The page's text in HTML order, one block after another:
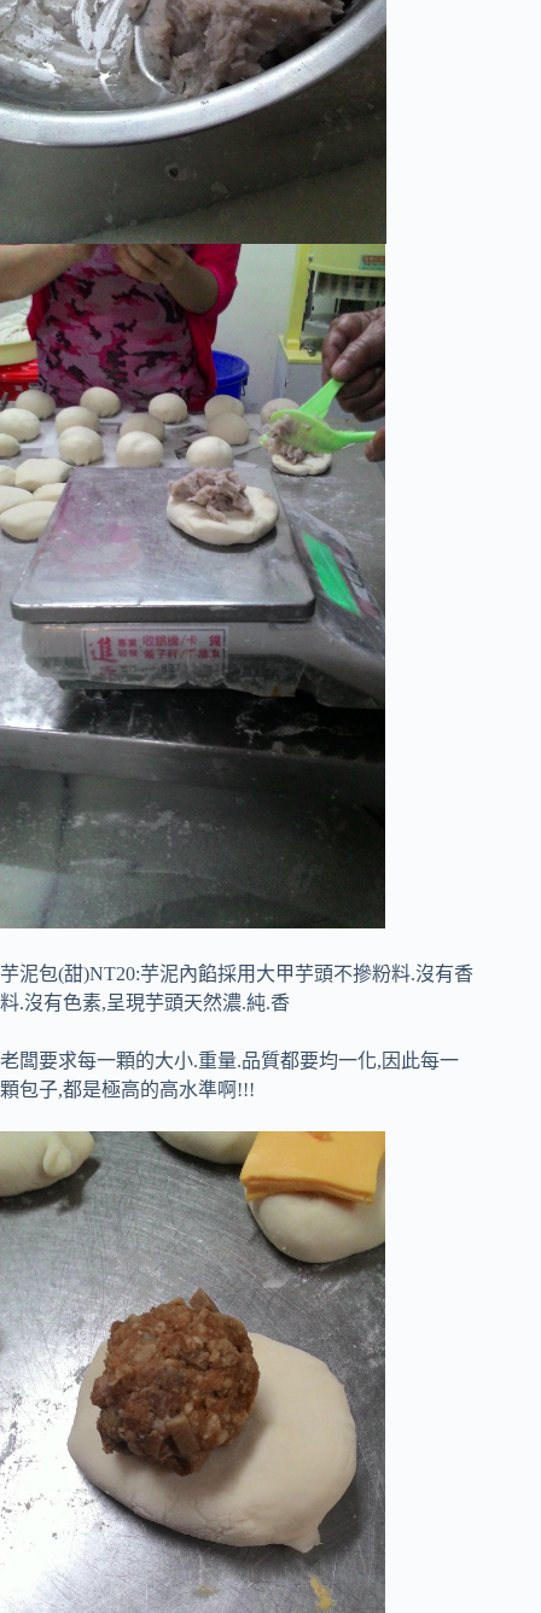
芋泥包(甜)NT20:芋泥內餡採用大甲芋頭不摻粉料.沒有香
料.沒有色素,呈現芋頭天然濃.純.香
老闆要求每一顆的大小.重量.品質都要均一化,因此每一
顆包子,都是極高的高水準啊!!!